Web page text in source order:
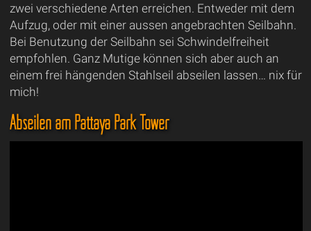
zwei verschiedene Arten erreichen. Entweder mit dem
Aufzug, oder mit einer aussen angebrachten Seilbahn.
Bei Benutzung der Seilbahn sei Schwindelfreiheit
empfohlen. Ganz Mutige können sich aber auch an
einem frei hängenden Stahlseil abseilen lassen… nix für
mich!
Abseilen am Pattaya Park Tower